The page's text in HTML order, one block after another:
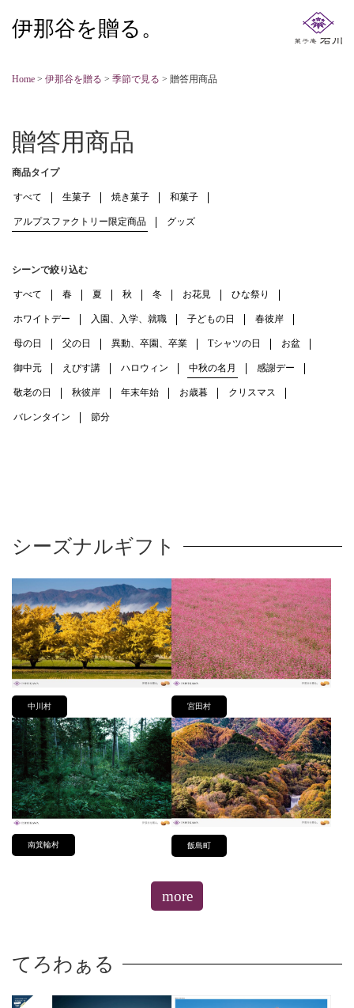
伊那谷を贈る。
Home > 伊那谷を贈る > 季節で見る > 贈答用商品
贈答用商品
商品タイプ
すべて 生菓子 焼き菓子 和菓子
アルプスファクトリー限定商品 グッズ
シーンで絞り込む
すべて 春 夏 秋 冬 お花見 ひな祭り
ホワイトデー 入園、入学、就職 子どもの日 春彼岸
母の日 父の日 異動、卒園、卒業 Tシャツの日 お盆
御中元 えびす講 ハロウィン 中秋の名月 感謝デー
敬老の日 秋彼岸 年末年始 お歳暮 クリスマス
バレンタイン 節分
シーズナルギフト
中川村 宮田村
南箕輪村 飯島町
more
てろわぁる